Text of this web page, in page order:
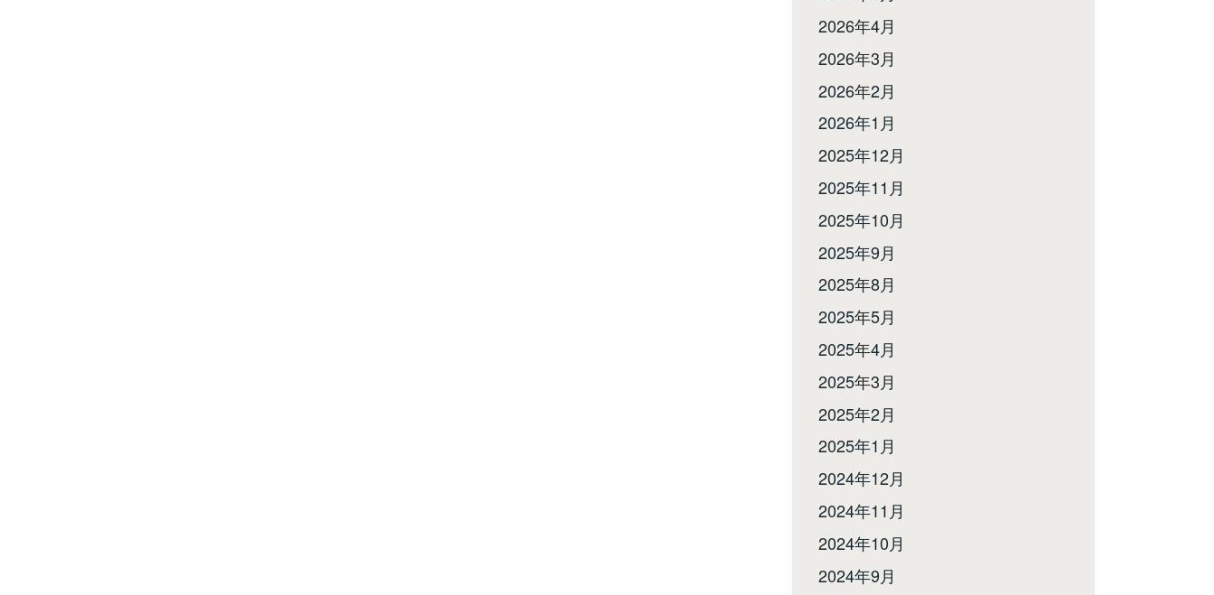
2026年4月
2026年3月
2026年2月
2026年1月
2025年12月
2025年11月
2025年10月
2025年9月
2025年8月
2025年5月
2025年4月
2025年3月
2025年2月
2025年1月
2024年12月
2024年11月
2024年10月
2024年9月